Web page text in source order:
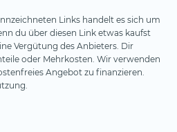
Links handelt es sich um
du über diesen Link etwas kaufst
Vergütung des Anbieters. Dir
oder Mehrkosten. Wir verwenden
Angebot zu finanzieren.